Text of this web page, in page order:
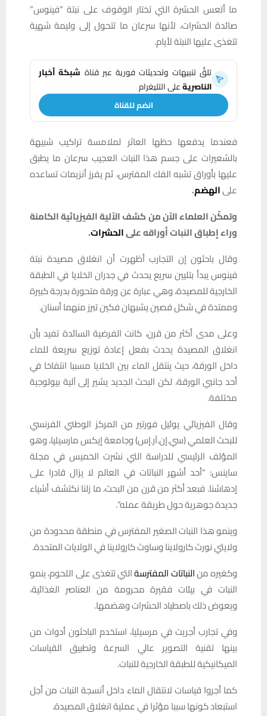
ما أتعس الحشرة التي تختار الوقوف على نبتة “فينوس”
صائدة الحشرات، لأنها سرعان ما تتحول إلى وليمة شهية
تتغذى عليها النبتة لأيام.
تلقَّ تنبيهات وتحديثات فورية عبر قناة شبكة أخبار
الناصريةعلى التليغرام
انضم للقناة
فعندما يدفعها حظها العاثر لملامسة تراكيب شبيهة
بالشعيرات على جسم ⁠هذا النبات العجيب سرعان ما يطبق
عليها بأوراق تشبه الفك المفترس، ثم يفرز أنزيمات تساعده
علىالهضم.
وتمكّن العلماء الآن من كشف الآلية الفيزيائية الكامنة
وراء إطباق النبات أوراقه علىالحشرات.
وقال باحثون إن التجارب أظهرت أن انغلاق مصيدة نبتة
فينوس يبدأ بتليين سريع يحدث في جدران الخلايا في الطبقة
الخارجية للمصيدة، وهي عبارة عن ورقة متحورة بدرجة كبيرة
وممتدة في ‌شكل فصين يشبهان فكين تبرز منهما أسنان.
وعلى مدى أكثر من قرن، كانت الفرضية السائدة تفيد بأن
انغلاق المصيدة يحدث بفعل ‌إعادة توزيع سريعة للماء
داخل ‌الورقة، حيث ينتقل الماء بين الخلايا مسببا انتفاخا في
أحد جانبي الورقة، لكن البحث الجديد يشير إلى آلية بيولوجية
مختلفة.
وقال الفيزيائي يوئيل فورتير من المركز الوطني الفرنسي
للبحث العلمي (سي.إن.آر.إس) وجامعة إيكس مارسيليا، وهو
المؤلف الرئيسي للدراسة التي نشرت الخميس في مجلة
ساينس: “أحد أشهر النباتات في العالم ‌لا يزال قادرا على
إدهاشنا. فبعد ‌أكثر من قرن من ⁠البحث، ما زلنا نكتشف أشياء
جديدة جوهرية حول طريقة عمله”.
وينمو هذا النبات الصغير المفترس في منطقة محدودة من
ولايتي نورث كارولاينا وساوث كارولاينا في الولايات المتحدة.
وكغيره منالنباتات المفترسةالتي تتغذى على اللحوم، ينمو
النبات ⁠في بيئات فقيرة محرومة من ‌العناصر الغذائية،
ويعوض ذلك باصطياد الحشرات وهضمها.
وفي تجارب أجريت في مرسيليا، استخدم الباحثون أدوات ⁠من
بينها تقنية التصوير عالي السرعة وتطبيق القياسات
الميكانيكية للطبقة الخارجية للنبات.
كما أجروا ⁠قياسات لانتقال الماء داخل أنسجة النبات من أجل
استبعاد كونها سببا مؤثرا في عملية انغلاق المصيدة.